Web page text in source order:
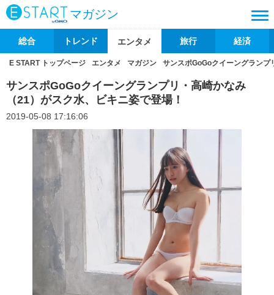
マガジン
総合 トレンド エンタメ 旅行 経済
E START トップページ エンタメ マガジン サンスポGoGoクイーングラン
サンスポGoGoクイーングランプリ・高崎かなみ
（21）がスク水、ビキニ姿で登場！
2019-05-08 17:16:06